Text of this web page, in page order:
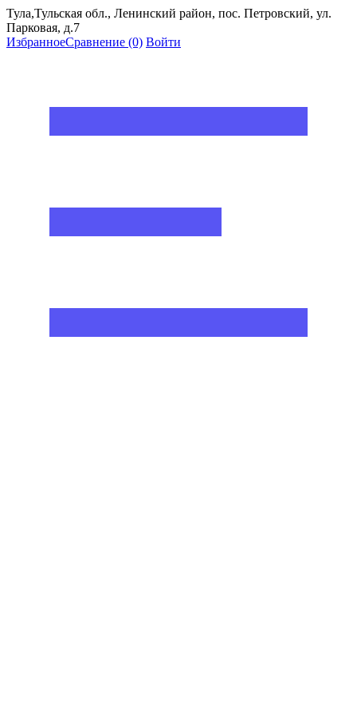
Тула,Тульская обл., Ленинский район, пос. Петровский, ул.
Парковая, д.7
ИзбранноеСравнение (0) Войти